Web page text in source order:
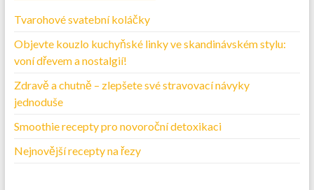
Tvarohové svatební koláčky
Objevte kouzlo kuchyňské linky ve skandinávském stylu:
voní dřevem a nostalgií!
Zdravě a chutně – zlepšete své stravovací návyky
jednoduše
Smoothie recepty pro novoroční detoxikaci
Nejnovější recepty na řezy